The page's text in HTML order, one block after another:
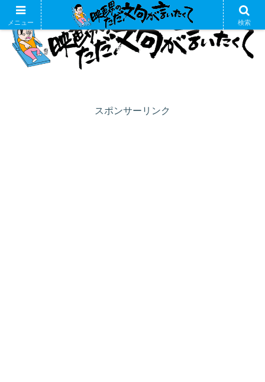
スポンサーリンク
メニュー 検索